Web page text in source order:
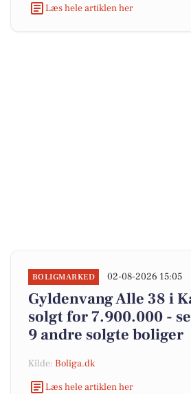
Læs hele artiklen her
BOLIGMARKED 02-08-2026 15:05
Gyldenvang Alle 38 i
solgt for 7.900.000 -
9 andre solgte boliger
Kilde: Boliga.dk
Læs hele artiklen her